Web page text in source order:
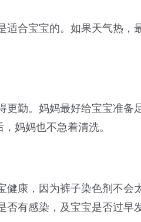
适合宝宝的。如果天气热
更勤。妈妈最好给宝宝准
妈妈也不急着清洗。
健康，因为裤子染色剂不
否有感染，及宝宝是否过早